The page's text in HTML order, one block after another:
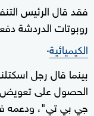
فقد قال الرئيس
روبوتات الدردشة
الكيميائية.
بينما قال رجل
الحصول على تعويض
جي بي تي"، ودعمه